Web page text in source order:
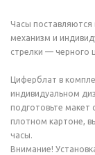
Часы поставляются
механизм и
стрелки — черного
Циферблат в
индивидуальном
подготовьте макет
плотном картоне,
часы.
Внимание!